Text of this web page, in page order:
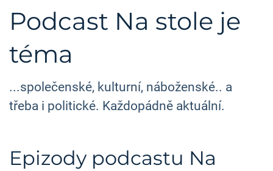
Podcast Na stole je
téma
...společenské, kulturní, náboženské.. a
třeba i politické. Každopádně aktuální.
Epizody podcastu Na